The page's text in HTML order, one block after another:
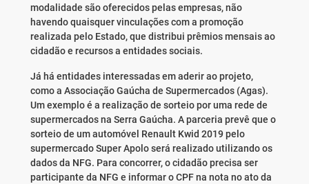
modalidade são oferecidos pelas empresas, não
havendo quaisquer vinculações com a promoção
realizada pelo Estado, que distribui prêmios mensais ao
cidadão e recursos a entidades sociais.
Já há entidades interessadas em aderir ao projeto,
como a Associação Gaúcha de Supermercados (Agas).
Um exemplo é a realização de sorteio por uma rede de
supermercados na Serra Gaúcha. A parceria prevê que o
sorteio de um automóvel Renault Kwid 2019 pelo
supermercado Super Apolo será realizado utilizando os
dados da NFG. Para concorrer, o cidadão precisa ser
participante da NFG e informar o CPF na nota no ato da